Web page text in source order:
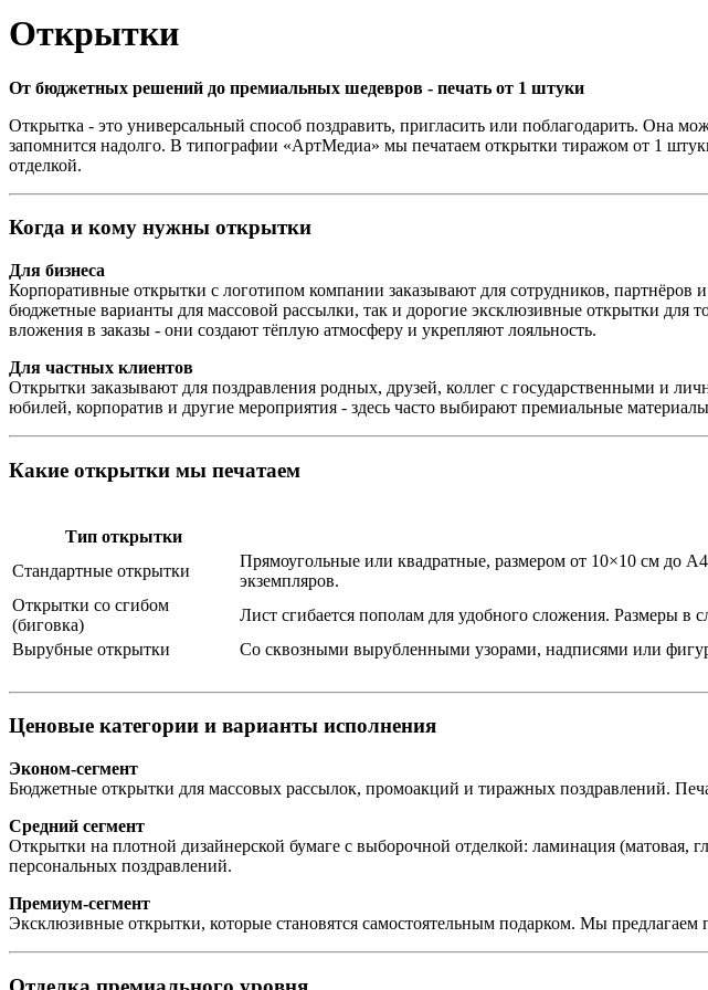
Открытки
От бюджетных решений до премиальных шедевров - печать от 1 штуки
Открытка - это универсальный способ поздравить, пригласить или поблагодарить. Она
запомнится надолго. В типографии «АртМедиа» мы печатаем открытки тиражом от 1
отделкой.
Когда и кому нужны открытки
Для бизнеса
Корпоративные открытки с логотипом компании заказывают для сотрудников,
бюджетные варианты для массовой рассылки, так и дорогие эксклюзивные открытки для
вложения в заказы - они создают тёплую атмосферу и укрепляют лояльность.
Для частных клиентов
Открытки заказывают для поздравления родных, друзей, коллег с государственными и
юбилей, корпоратив и другие мероприятия - здесь часто выбирают премиальные
Какие открытки мы печатаем
Тип открытки
Стандартные открытки
Прямоугольные или квадратные, размером от 10×10 см до
экземпляров.
Открытки со сгибом
(биговка)
Лист сгибается пополам для удобного сложения. Размеры
Вырубные открытки
Со сквозными вырубленными узорами, надписями или
Ценовые категории и варианты исполнения
Эконом-сегмент
Бюджетные открытки для массовых рассылок, промоакций и тиражных поздравлений.
Средний сегмент
Открытки на плотной дизайнерской бумаге с выборочной отделкой: ламинация (матовая,
персональных поздравлений.
Премиум-сегмент
Эксклюзивные открытки, которые становятся самостоятельным подарком. Мы